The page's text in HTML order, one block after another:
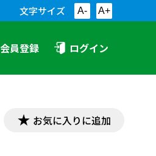
文字サイズ A- A+
会員登録 ログイン
お気に入りに追加